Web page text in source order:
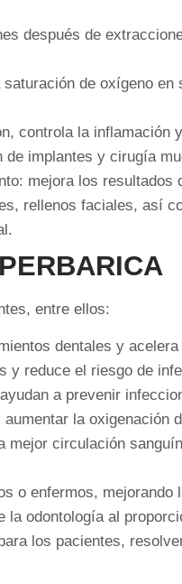
después de
de oxígeno
controla la inflamación
implantes y cirugía
mejora los resultados
rellenos faciales, así
entre ellos:
dentales y
y reduce el riesgo de
a prevenir
la oxigenación
circulación
o enfermos, mejorando
odontología al
los pacientes,